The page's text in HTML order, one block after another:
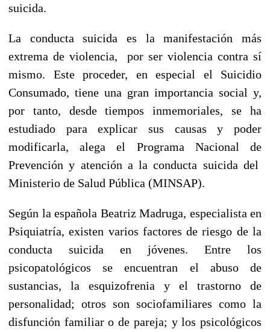
suicida.
La conducta suicida es la manifestación más
extrema de violencia, por ser violencia contra sí
mismo. Este proceder, en especial el Suicidio
Consumado, tiene una gran importancia social y,
por tanto, desde tiempos inmemoriales, se ha
estudiado para explicar sus causas y poder
modificarla, alega el Programa Nacional de
Prevención y atención a la conducta suicida del
Ministerio de Salud Pública (MINSAP).
Según la española Beatriz Madruga, especialista en
Psiquiatría, existen varios factores de riesgo de la
conducta suicida en jóvenes. Entre los
psicopatológicos se encuentran el abuso de
sustancias, la esquizofrenia y el trastorno de
personalidad; otros son sociofamiliares como la
disfunción familiar o de pareja; y los psicológicos